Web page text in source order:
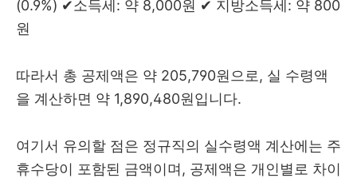
(0.9%) ✔소득세: 약 8,000원 ✔ 지방소득세: 약 800
원
따라서 총 공제액은 약 205,790원으로, 실 수령액
을 계산하면 약 1,890,480원입니다.
여기서 유의할 점은 정규직의 실수령액 계산에는 주
휴수당이 포함된 금액이며, 공제액은 개인별로 차이